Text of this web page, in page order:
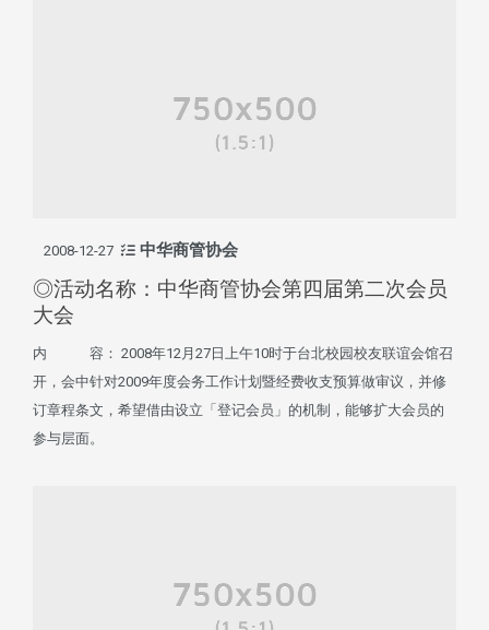
2008-12-27 中华商管协会
◎活动名称：中华商管协会第四届第二次会员
大会
内 容： 2008年12月27日上午10时于台北校园校友联谊会馆召
开，会中针对2009年度会务工作计划暨经费收支预算做审议，并修
订章程条文，希望借由设立「登记会员」的机制，能够扩大会员的
参与层面。